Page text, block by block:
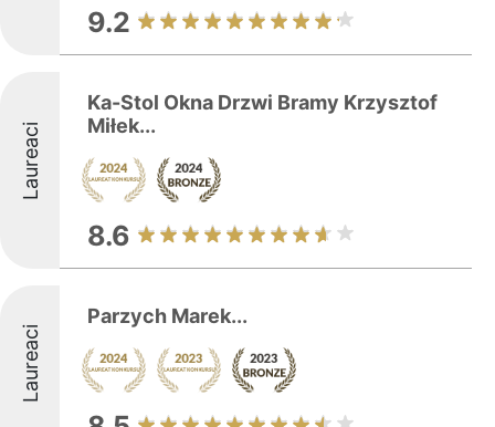
9.2
Laureaci
Ka-Stol Okna Drzwi Bramy Krzysztof
Miłek...
8.6
Laureaci
Parzych Marek...